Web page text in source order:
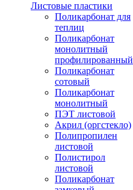
Листовые пластики
Поликарбонат для
теплиц
Поликарбонат
монолитный
профилированный
Поликарбонат
сотовый
Поликарбонат
монолитный
ПЭТ листовой
Акрил (оргстекло)
Полипропилен
листовой
Полистирол
листовой
Поликарбонат